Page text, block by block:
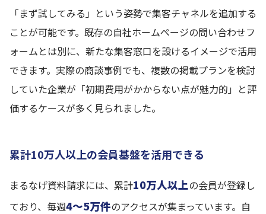
「まず試してみる」という姿勢で集客チャネルを追加する
ことが可能です。既存の自社ホームページの問い合わせフ
ォームとは別に、新たな集客窓口を設けるイメージで活用
できます。実際の商談事例でも、複数の掲載プランを検討
していた企業が「初期費用がかからない点が魅力的」と評
価するケースが多く見られました。
累計10万人以上の会員基盤を活用できる
まるなげ資料請求には、累計10万人以上の会員が登録し
ており、毎週4〜5万件のアクセスが集まっています。自